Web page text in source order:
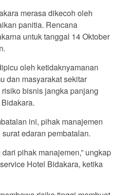
merasa dikecoh oleh
panitia. Rencana
untuk tanggal 14 Oktober
oleh ketidaknyamanan
dan masyarakat sekitar
bisnis jangka panjang
ini, pihak manajemen
edaran pembatalan.
pihak manajemen,” ungkap
Hotel Bidakara, ketika